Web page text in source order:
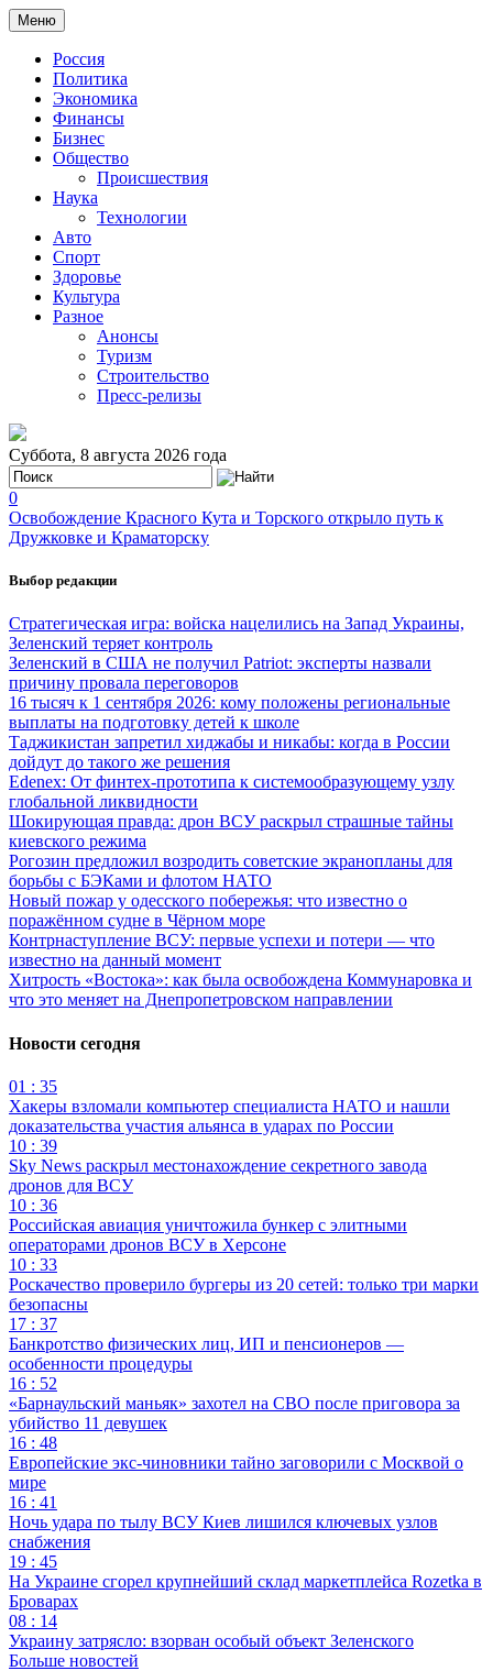
Меню
Россия
Политика
Экономика
Финансы
Бизнес
Общество
Происшествия
Наука
Технологии
Авто
Спорт
Здоровье
Культура
Разное
Анонсы
Туризм
Строительство
Пресс-релизы
Суббота, 8 августа 2026 года
0
Освобождение Красного Кута и Торского открыло путь к
Дружковке и Краматорску
Выбор редакции
Стратегическая игра: войска нацелились на Запад Украины,
Зеленский теряет контроль
Зеленский в США не получил Patriot: эксперты назвали
причину провала переговоров
16 тысяч к 1 сентября 2026: кому положены региональные
выплаты на подготовку детей к школе
Таджикистан запретил хиджабы и никабы: когда в России
дойдут до такого же решения
Edenex: От финтех-прототипа к системообразующему узлу
глобальной ликвидности
Шокирующая правда: дрон ВСУ раскрыл страшные тайны
киевского режима
Рогозин предложил возродить советские экранопланы для
борьбы с БЭКами и флотом НАТО
Новый пожар у одесского побережья: что известно о
поражённом судне в Чёрном море
Контрнаступление ВСУ: первые успехи и потери — что
известно на данный момент
Хитрость «Востока»: как была освобождена Коммунаровка и
что это меняет на Днепропетровском направлении
Новости сегодня
01 : 35
Хакеры взломали компьютер специалиста НАТО и нашли
доказательства участия альянса в ударах по России
10 : 39
Sky News раскрыл местонахождение секретного завода
дронов для ВСУ
10 : 36
Российская авиация уничтожила бункер с элитными
операторами дронов ВСУ в Херсоне
10 : 33
Роскачество проверило бургеры из 20 сетей: только три марки
безопасны
17 : 37
Банкротство физических лиц, ИП и пенсионеров —
особенности процедуры
16 : 52
«Барнаульский маньяк» захотел на СВО после приговора за
убийство 11 девушек
16 : 48
Европейские экс-чиновники тайно заговорили с Москвой о
мире
16 : 41
Ночь удара по тылу ВСУ Киев лишился ключевых узлов
снабжения
19 : 45
На Украине сгорел крупнейший склад маркетплейса Rozetka в
Броварах
08 : 14
Украину затрясло: взорван особый объект Зеленского
Больше новостей